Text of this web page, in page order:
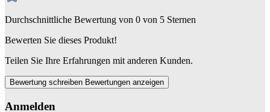
Durchschnittliche Bewertung von 0 von 5 Sternen
Bewerten Sie dieses Produkt!
Teilen Sie Ihre Erfahrungen mit anderen Kunden.
Bewertung schreiben Bewertungen anzeigen
Anmelden